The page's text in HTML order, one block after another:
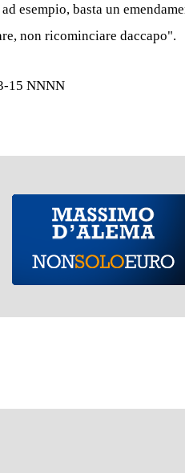
esempio, basta un
non ricominciare daccapo".
15 NNNN